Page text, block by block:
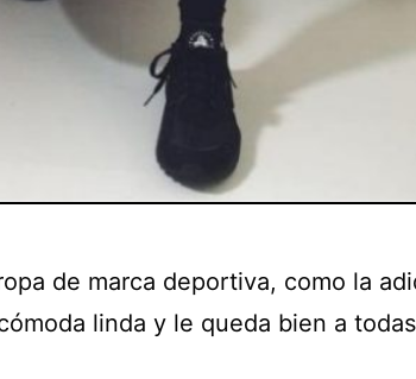
de marca deportiva, como la
linda y le queda bien a